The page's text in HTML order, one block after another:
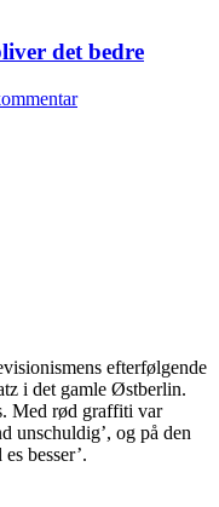
det bedre
efterfølgende
i det gamle Østberlin.
Med rød graffiti var
unschuldig’, og på den
besser’.